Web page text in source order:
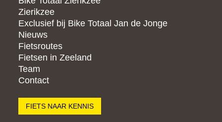
Zierikzee
Exclusief bij Bike Totaal Jan de Jonge
Nieuws
Fietsroutes
Fietsen in Zeeland
Team
Contact
FIETS NAAR KENNIS